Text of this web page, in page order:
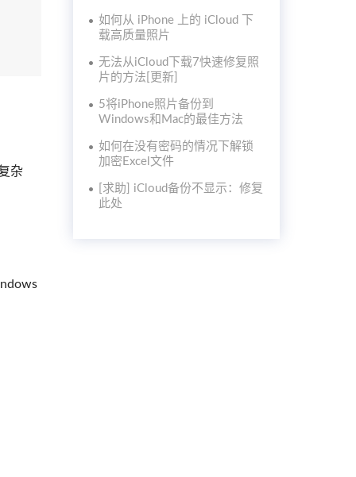
杂
如何从 iPhone 上的 iCloud 下
载高质量照片
无法从iCloud下载7快速修复照
片的方法[更新]
5将iPhone照片备份到
Windows和Mac的最佳方法
如何在没有密码的情况下解锁
加密Excel文件
[求助] iCloud备份不显示：修复
此处